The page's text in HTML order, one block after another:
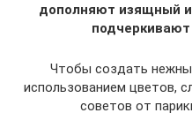
дополняют изящный и
Чтобы создать
использованием цветов,
советов от